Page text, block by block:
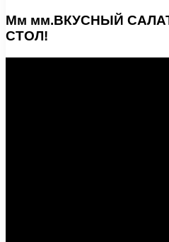
Мм мм.ВКУСНЫЙ
СТОЛ!